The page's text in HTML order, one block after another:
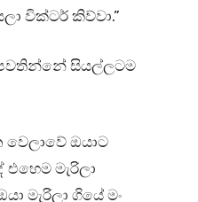
වික්ටර් කිව්වා.”
පවතින්නේ සියල්ලටම
ඔයාට
මැරිලා
මැරිලා ගියේ මං